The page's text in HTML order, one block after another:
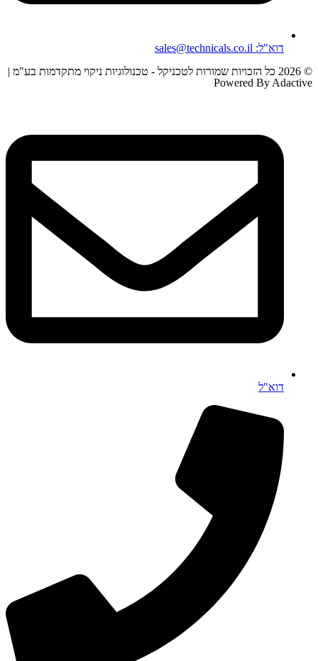
דוא"ל: sales@technicals.co.il
© 2026 כל הזכויות שמורות לטכניקל - טכנולוגיות ניקוי מתקדמות בע"מ |
Powered By Adactive
דוא"ל